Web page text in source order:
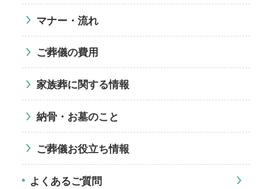
マナー・流れ
ご葬儀の費用
家族葬に関する情報
納骨・お墓のこと
ご葬儀お役立ち情報
よくあるご質問